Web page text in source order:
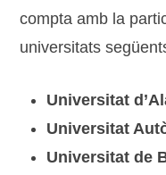
compta amb la
universitats
Universitat
Universitat
Universitat de